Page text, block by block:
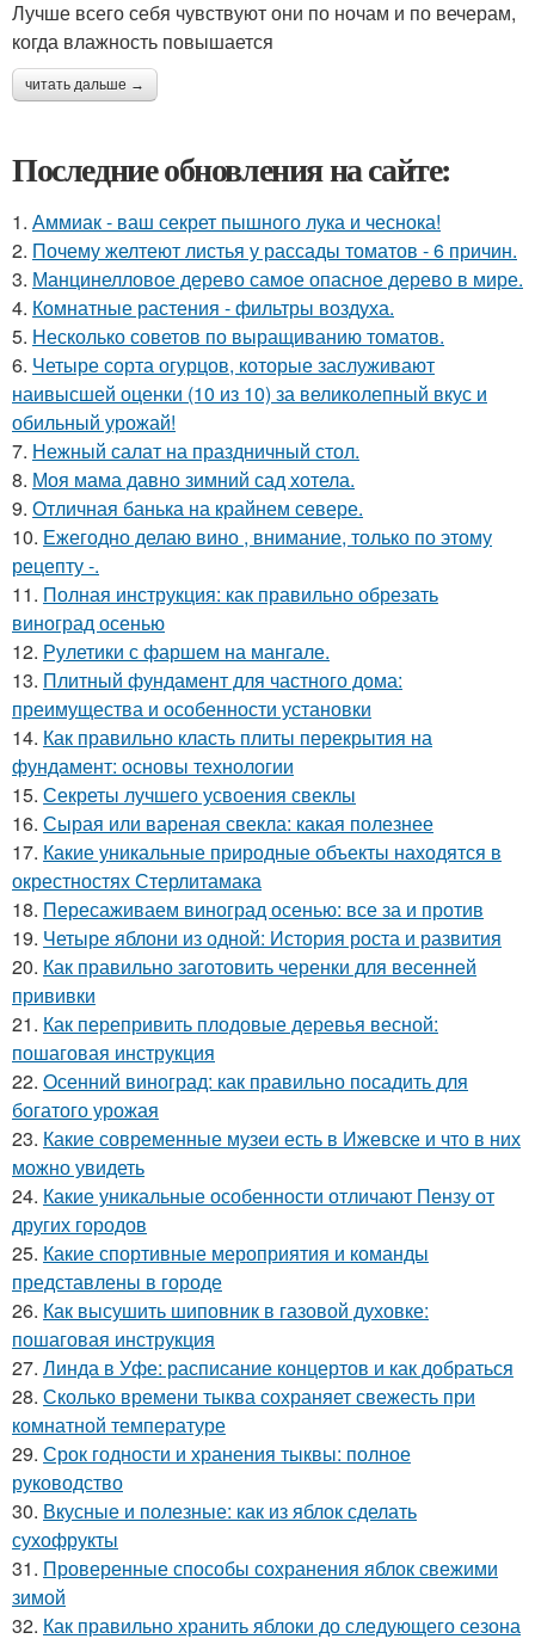
Лучше всего себя чувствуют они по ночам и по вечерам,
когда влажность повышается
читать дальше →
Последние обновления на сайте:
1. Аммиак - ваш секрет пышного лука и чеснока!
2. Почему желтеют листья у рассады томатов - 6 причин.
3. Манцинелловое дерево самое опасное дерево в мире.
4. Комнатные растения - фильтры воздуха.
5. Несколько советов по выращиванию томатов.
6. Четыре сорта огурцов, которые заслуживают
наивысшей оценки (10 из 10) за великолепный вкус и
обильный урожай!
7. Нежный салат на праздничный стол.
8. Моя мама давно зимний сад хотела.
9. Отличная банька на крайнем севере.
10. Ежегодно делаю вино , внимание, только по этому
рецепту -.
11. Полная инструкция: как правильно обрезать
виноград осенью
12. Рулетики с фаршем на мангале.
13. Плитный фундамент для частного дома:
преимущества и особенности установки
14. Как правильно класть плиты перекрытия на
фундамент: основы технологии
15. Секреты лучшего усвоения свеклы
16. Сырая или вареная свекла: какая полезнее
17. Какие уникальные природные объекты находятся в
окрестностях Стерлитамака
18. Пересаживаем виноград осенью: все за и против
19. Четыре яблони из одной: История роста и развития
20. Как правильно заготовить черенки для весенней
прививки
21. Как перепривить плодовые деревья весной:
пошаговая инструкция
22. Осенний виноград: как правильно посадить для
богатого урожая
23. Какие современные музеи есть в Ижевске и что в них
можно увидеть
24. Какие уникальные особенности отличают Пензу от
других городов
25. Какие спортивные мероприятия и команды
представлены в городе
26. Как высушить шиповник в газовой духовке:
пошаговая инструкция
27. Линда в Уфе: расписание концертов и как добраться
28. Сколько времени тыква сохраняет свежесть при
комнатной температуре
29. Срок годности и хранения тыквы: полное
руководство
30. Вкусные и полезные: как из яблок сделать
сухофрукты
31. Проверенные способы сохранения яблок свежими
зимой
32. Как правильно хранить яблоки до следующего сезона